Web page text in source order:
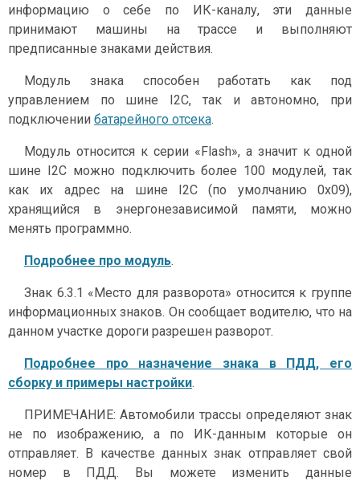
информацию о себе по ИК-каналу, эти данные
принимают машины на трассе и выполняют
предписанные знаками действия.
Модуль знака способен работать как под
управлением по шине I2С, так и автономно, при
подключении батарейного отсека.
Модуль относится к серии «Flash», а значит к одной
шине I2C можно подключить более 100 модулей, так
как их адрес на шине I2C (по умолчанию 0x09),
хранящийся в энергонезависимой памяти, можно
менять программно.
Подробнее про модуль.
Знак 6.3.1 «Место для разворота» относится к группе
информационных знаков. Он сообщает водителю, что на
данном участке дороги разрешен разворот.
Подробнее про назначение знака в ПДД, его
сборку и примеры настройки.
ПРИМЕЧАНИЕ: Автомобили трассы определяют знак
не по изображению, а по ИК-данным которые он
отправляет. В качестве данных знак отправляет свой
номер в ПДД. Вы можете изменить данные